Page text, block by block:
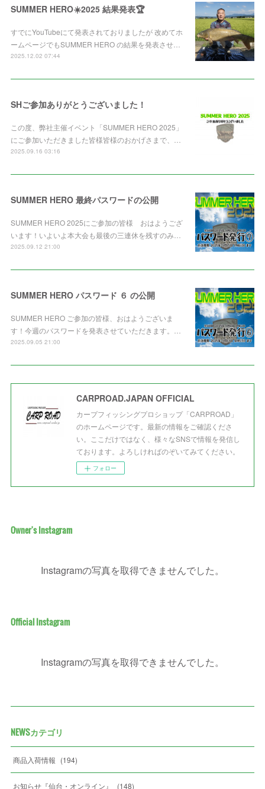
SUMMER HERO☀️2025 結果発表🏆
すでにYouTubeにて発表されておりましたが 改めてホ
ームページでもSUMMER HERO の結果を発表させ…
2025.12.02 07:44
SHご参加ありがとうございました！
この度、弊社主催イベント「SUMMER HERO 2025」
にご参加いただきました皆様皆様のおかげさまで、…
2025.09.16 03:16
SUMMER HERO 最終パスワードの公開
SUMMER HERO 2025にご参加の皆様 おはようござ
います！いよいよ本大会も最後の三連休を残すのみ…
2025.09.12 21:00
SUMMER HERO パスワード ６ の公開
SUMMER HERO ご参加の皆様、おはようございま
す！今週のパスワードを発表させていただきます。…
2025.09.05 21:00
CARPROAD.JAPAN OFFICIAL
カープフィッシングプロショップ「CARPROAD」
のホームページです。最新の情報をご確認くださ
い。ここだけではなく、様々なSNSで情報を発信し
ております。よろしければのぞいてみてください。
フォロー
Owner's Instagram
Instagramの写真を取得できませんでした。
Official Instagram
Instagramの写真を取得できませんでした。
NEWSカテゴリ
商品入荷情報 (194)
お知らせ『仙台・オンライン』 (148)